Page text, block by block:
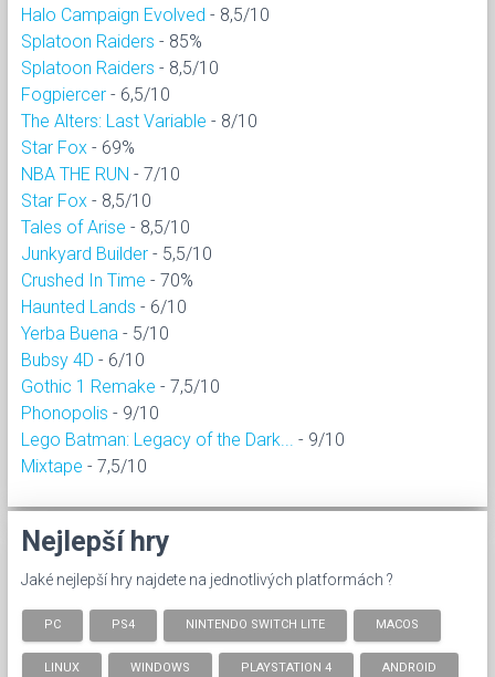
Halo Campaign Evolved - 8,5/10
Splatoon Raiders - 85%
Splatoon Raiders - 8,5/10
Fogpiercer - 6,5/10
The Alters: Last Variable - 8/10
Star Fox - 69%
NBA THE RUN - 7/10
Star Fox - 8,5/10
Tales of Arise - 8,5/10
Junkyard Builder - 5,5/10
Crushed In Time - 70%
Haunted Lands - 6/10
Yerba Buena - 5/10
Bubsy 4D - 6/10
Gothic 1 Remake - 7,5/10
Phonopolis - 9/10
Lego Batman: Legacy of the Dark...
- 9/10
Mixtape - 7,5/10
Nejlepší hry
Jaké nejlepší hry najdete na jednotlivých platformách ?
PC PS4 NINTENDO SWITCH LITE MACOS
LINUX WINDOWS PLAYSTATION 4 ANDROID